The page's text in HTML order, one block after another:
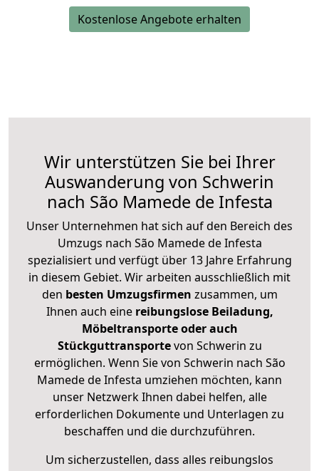
Kostenlose Angebote erhalten
Wir unterstützen Sie bei Ihrer
Auswanderung von Schwerin
nach São Mamede de Infesta
Unser Unternehmen hat sich auf den Bereich des
Umzugs nach São Mamede de Infesta
spezialisiert und verfügt über 13 Jahre Erfahrung
in diesem Gebiet. Wir arbeiten ausschließlich mit
den besten Umzugsfirmen zusammen, um
Ihnen auch eine reibungslose Beiladung,
Möbeltransporte oder auch
Stückguttransportevon Schwerin zu
ermöglichen. Wenn Sie von Schwerin nach São
Mamede de Infesta umziehen möchten, kann
unser Netzwerk Ihnen dabei helfen, alle
erforderlichen Dokumente und Unterlagen zu
beschaffen und die durchzuführen.
Um sicherzustellen, dass alles reibungslos